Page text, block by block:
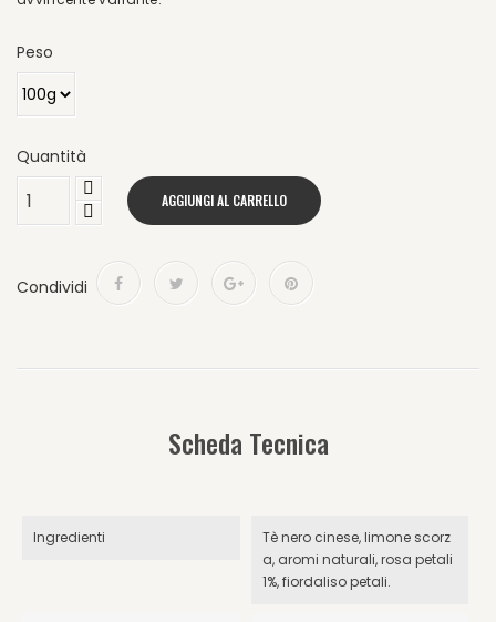
Peso
Quantità
AGGIUNGI AL CARRELLO
Condividi
Scheda Tecnica
Ingredienti
Tè nero cinese, limone scorz
a, aromi naturali, rosa petali
1%, fiordaliso petali.